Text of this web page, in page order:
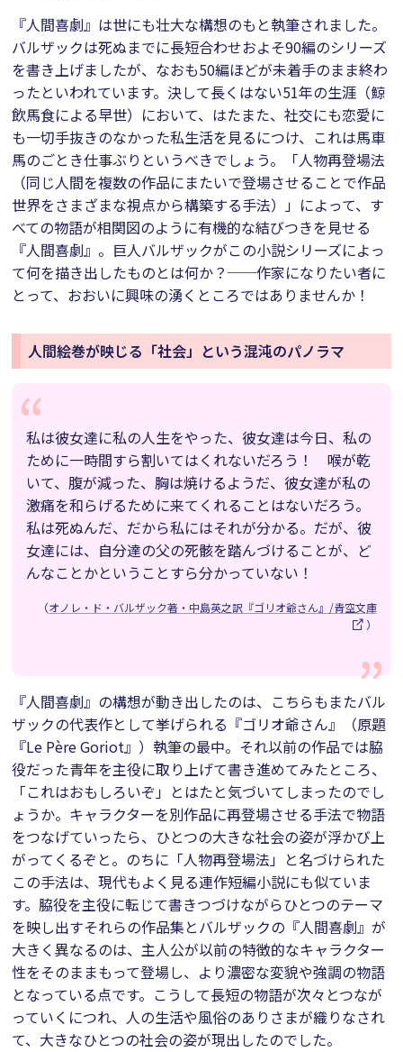
『人間喜劇』は世にも壮大な構想のもと執筆されました。
バルザックは死ぬまでに長短合わせおよそ90編のシリーズ
を書き上げましたが、なおも50編ほどが未着手のまま終わ
ったといわれています。決して長くはない51年の生涯（鯨
飲馬食による早世）において、はたまた、社交にも恋愛に
も一切手抜きのなかった私生活を見るにつけ、これは馬車
馬のごとき仕事ぶりというべきでしょう。「人物再登場法
（同じ人間を複数の作品にまたいで登場させることで作品
世界をさまざまな視点から構築する手法）」によって、す
べての物語が相関図のように有機的な結びつきを見せる
『人間喜劇』。巨人バルザックがこの小説シリーズによっ
て何を描き出したものとは何か？──作家になりたい者に
とって、おおいに興味の湧くところではありませんか！
人間絵巻が映じる「社会」という混沌のパノラマ
私は彼女達に私の人生をやった、彼女達は今日、私の
ために一時間すら割いてはくれないだろう！ 喉が乾
いて、腹が減った、胸は焼けるようだ、彼女達が私の
激痛を和らげるために来てくれることはないだろう。
私は死ぬんだ、だから私にはそれが分かる。だが、彼
女達には、自分達の父の死骸を踏んづけることが、ど
んなことかということすら分かっていない！
（オノレ・ド・バルザック著・中島英之訳『ゴリオ爺さん』/青空文庫
）
『人間喜劇』の構想が動き出したのは、こちらもまたバル
ザックの代表作として挙げられる『ゴリオ爺さん』（原題
『Le Père Goriot』）執筆の最中。それ以前の作品では脇
役だった青年を主役に取り上げて書き進めてみたところ、
「これはおもしろいぞ」とはたと気づいてしまったのでし
ょうか。キャラクターを別作品に再登場させる手法で物語
をつなげていったら、ひとつの大きな社会の姿が浮かび上
がってくるぞと。のちに「人物再登場法」と名づけられた
この手法は、現代もよく見る連作短編小説にも似ていま
す。脇役を主役に転じて書きつづけながらひとつのテーマ
を映し出すそれらの作品集とバルザックの『人間喜劇』が
大きく異なるのは、主人公が以前の特徴的なキャラクター
性をそのままもって登場し、より濃密な変貌や強調の物語
となっている点です。こうして長短の物語が次々とつなが
っていくにつれ、人の生活や風俗のありさまが織りなされ
て、大きなひとつの社会の姿が現出したのでした。